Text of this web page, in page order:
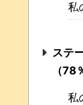
私
ステ
（78
私